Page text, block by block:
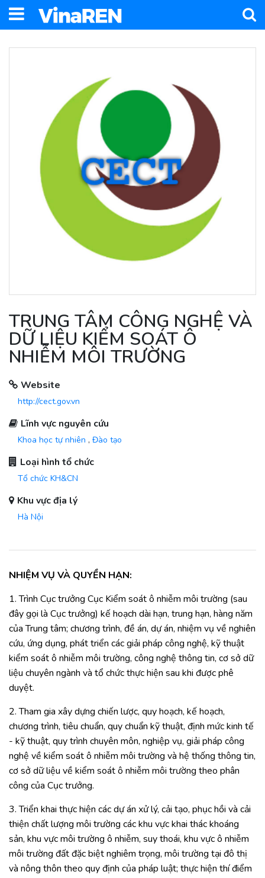
TRUNG TÂM CÔNG NGHỆ VÀ
DỮ LIỆU KIỂM SOÁT Ô
NHIỄM MÔI TRƯỜNG
Website
http://cect.gov.vn
Lĩnh vực nguyên cứu
Khoa học tự nhiên , Đào tạo
Loại hình tổ chức
Tổ chức KH&CN
Khu vực địa lý
Hà Nội
NHIỆM VỤ VÀ QUYỀN HẠN:
1. Trình Cục trưởng Cục Kiểm soát ô nhiễm môi trường (sau
đây gọi là Cục trưởng) kế hoạch dài hạn, trung hạn, hàng năm
của Trung tâm; chương trình, đề án, dự án, nhiệm vụ về nghiên
cứu, ứng dụng, phát triển các giải pháp công nghệ, kỹ thuật
kiểm soát ô nhiễm môi trường, công nghệ thông tin, cơ sở dữ
liệu chuyên ngành và tổ chức thực hiện sau khi được phê
duyệt.
2. Tham gia xây dựng chiến lược, quy hoạch, kế hoạch,
chương trình, tiêu chuẩn, quy chuẩn kỹ thuật, định mức kinh tế
- kỹ thuật, quy trình chuyên môn, nghiệp vụ, giải pháp công
nghệ về kiểm soát ô nhiễm môi trường và hệ thống thông tin,
cơ sở dữ liệu về kiểm soát ô nhiễm môi trường theo phân
công của Cục trưởng.
3. Triển khai thực hiện các dự án xử lý, cải tạo, phục hồi và cải
thiện chất lượng môi trường các khu vực khai thác khoáng
sản, khu vực môi trường ô nhiễm, suy thoái, khu vực ô nhiễm
môi trường đất đặc biệt nghiêm trọng, môi trường tại đô thị
và nông thôn theo quy định của pháp luật; thực hiện thí điểm